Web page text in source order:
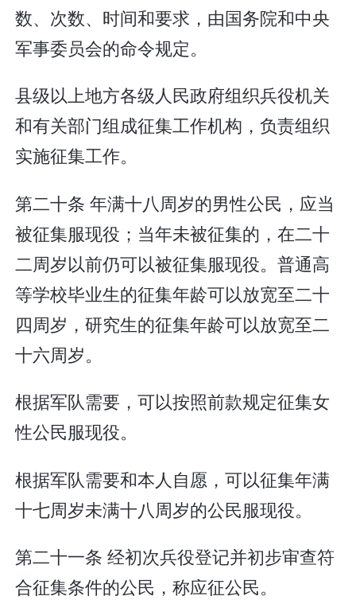
数、次数、时间和要求，由国务院和中央
军事委员会的命令规定。
县级以上地方各级人民政府组织兵役机关
和有关部门组成征集工作机构，负责组织
实施征集工作。
第二十条 年满十八周岁的男性公民，应当
被征集服现役；当年未被征集的，在二十
二周岁以前仍可以被征集服现役。普通高
等学校毕业生的征集年龄可以放宽至二十
四周岁，研究生的征集年龄可以放宽至二
十六周岁。
根据军队需要，可以按照前款规定征集女
性公民服现役。
根据军队需要和本人自愿，可以征集年满
十七周岁未满十八周岁的公民服现役。
第二十一条 经初次兵役登记并初步审查符
合征集条件的公民，称应征公民。